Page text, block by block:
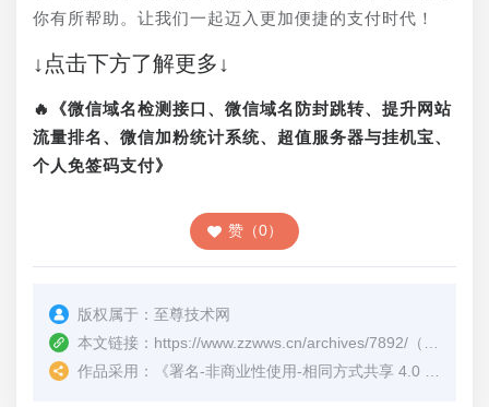
你有所帮助。让我们一起迈入更加便捷的支付时代！
↓点击下方了解更多↓
🔥《微信域名检测接口、微信域名防封跳转、提升网站
流量排名、微信加粉统计系统、超值服务器与挂机宝、
个人免签码支付》
赞（0）
版权属于： 至尊技术网
本文链接： https://www.zzwws.cn/archives/7892/ （转载时请注明本文出处及文章链接）
作品采用：
《署名-非商业性使用-相同方式共享 4.0 国际 (CC BY-NC-SA 4.0)